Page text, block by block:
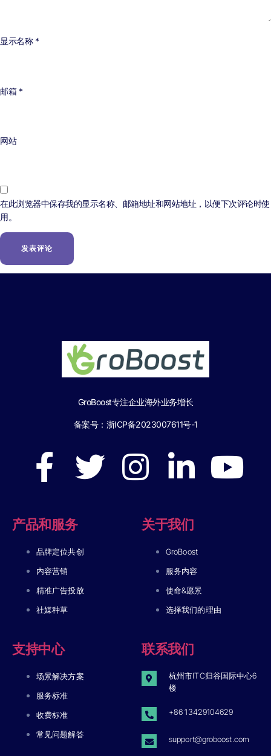
显示名称 *
邮箱 *
网站
在此浏览器中保存我的显示名称、邮箱地址和网站地址，以便下次评论时使
用。
GroBoost专注企业海外业务增长
备案号： 浙ICP备2023007611号-1
产品和服务
品牌定位共创
内容营销
精准广告投放
社媒种草
关于我们
GroBoost
服务内容
使命&愿景
选择我们的理由
支持中心
场景解决方案
服务标准
收费标准
常见问题解答
联系我们
杭州市ITC归谷国际中心6
楼
+86 13429104629
support@groboost.com